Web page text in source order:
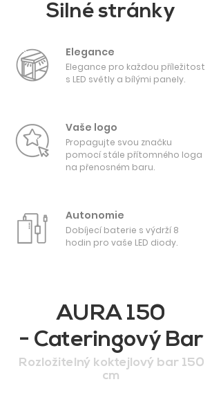
Silné stránky
Elegance
Elegance pro každou příležitost
s LED světly a bílými panely.
Vaše logo
Propagujte svou značku
pomocí stále přítomného loga
na přenosném baru.
Autonomie
Dobíjecí baterie s výdrží 8
hodin pro vaše LED diody.
AURA 150
- Cateringový Bar
Rozložitelný koktejlový bar 150
cm